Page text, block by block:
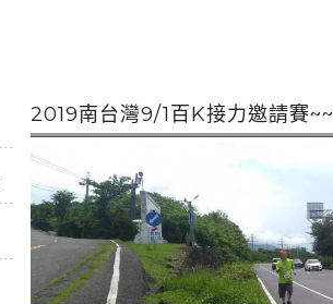
2019南台灣9/1百K接力邀請賽~~